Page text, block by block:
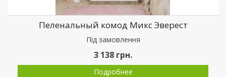
Пеленальный комод Микс Эверест
Пiд замовлення
3 138 грн.
Подробнее